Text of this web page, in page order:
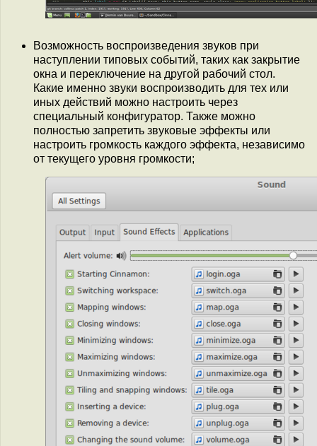
Возможность воспроизведения звуков при
наступлении типовых событий, таких как закрытие
окна и переключение на другой рабочий стол.
Какие именно звуки воспроизводить для тех или
иных действий можно настроить через
специальный конфигуратор. Также можно
полностью запретить звуковые эффекты или
настроить громкость каждого эффекта, независимо
от текущего уровня громкости;